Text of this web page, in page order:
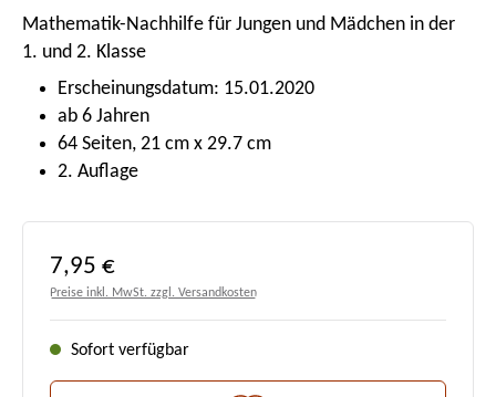
Mathematik-Nachhilfe für Jungen und Mädchen in der
1. und 2. Klasse
Erscheinungsdatum: 15.01.2020
ab 6 Jahren
64 Seiten, 21 cm x 29.7 cm
2. Auflage
Regulärer Preis:
7,95 €
Preise inkl. MwSt. zzgl. Versandkosten
Sofort verfügbar